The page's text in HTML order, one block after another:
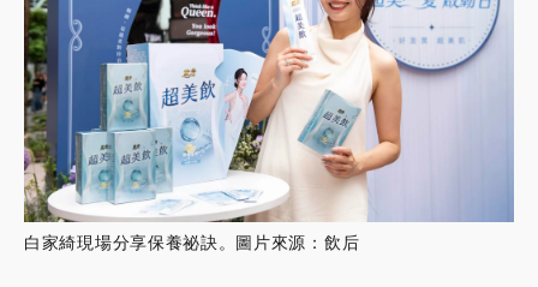
白家綺現場分享保養祕訣。圖片來源：飲后